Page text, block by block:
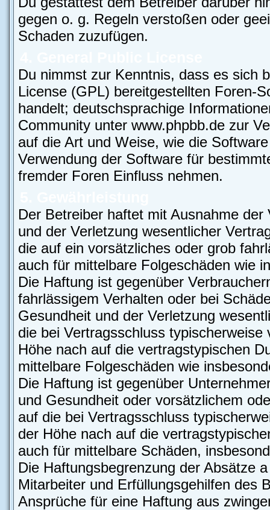
gegen o. g. Regeln verstoßen oder
Schaden zuzufügen.
Du nimmst zur Kenntnis, dass es sich
License (GPL) bereitgestellten Foren-
handelt; deutschsprachige
Community unter www.phpbb.de zur
auf die Art und Weise, wie die
Verwendung der Software für
fremder Foren Einfluss nehmen.
Der Betreiber haftet mit Ausnahme
und der Verletzung wesentlicher
die auf ein vorsätzliches oder grob
auch für mittelbare Folgeschäden wie
Die Haftung ist gegenüber
fahrlässigem Verhalten oder bei
Gesundheit und der Verletzung
die bei Vertragsschluss
Höhe nach auf die vertragstypischen
mittelbare Folgeschäden wie
Die Haftung ist gegenüber
und Gesundheit oder vorsätzlichem
auf die bei Vertragsschluss
der Höhe nach auf die
auch für mittelbare Schäden,
Die Haftungsbegrenzung der Absätze
Mitarbeiter und Erfüllungsgehilfen des
Ansprüche für eine Haftung aus